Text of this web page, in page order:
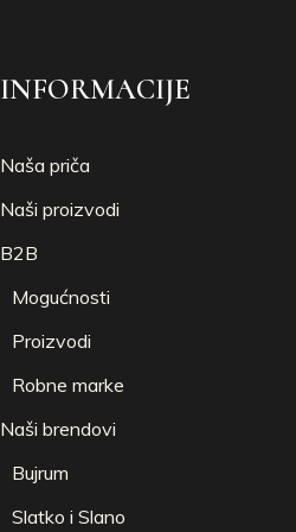
INFORMACIJE
Naša priča
Naši proizvodi
B2B
Mogućnosti
Proizvodi
Robne marke
Naši brendovi
Bujrum
Slatko i Slano